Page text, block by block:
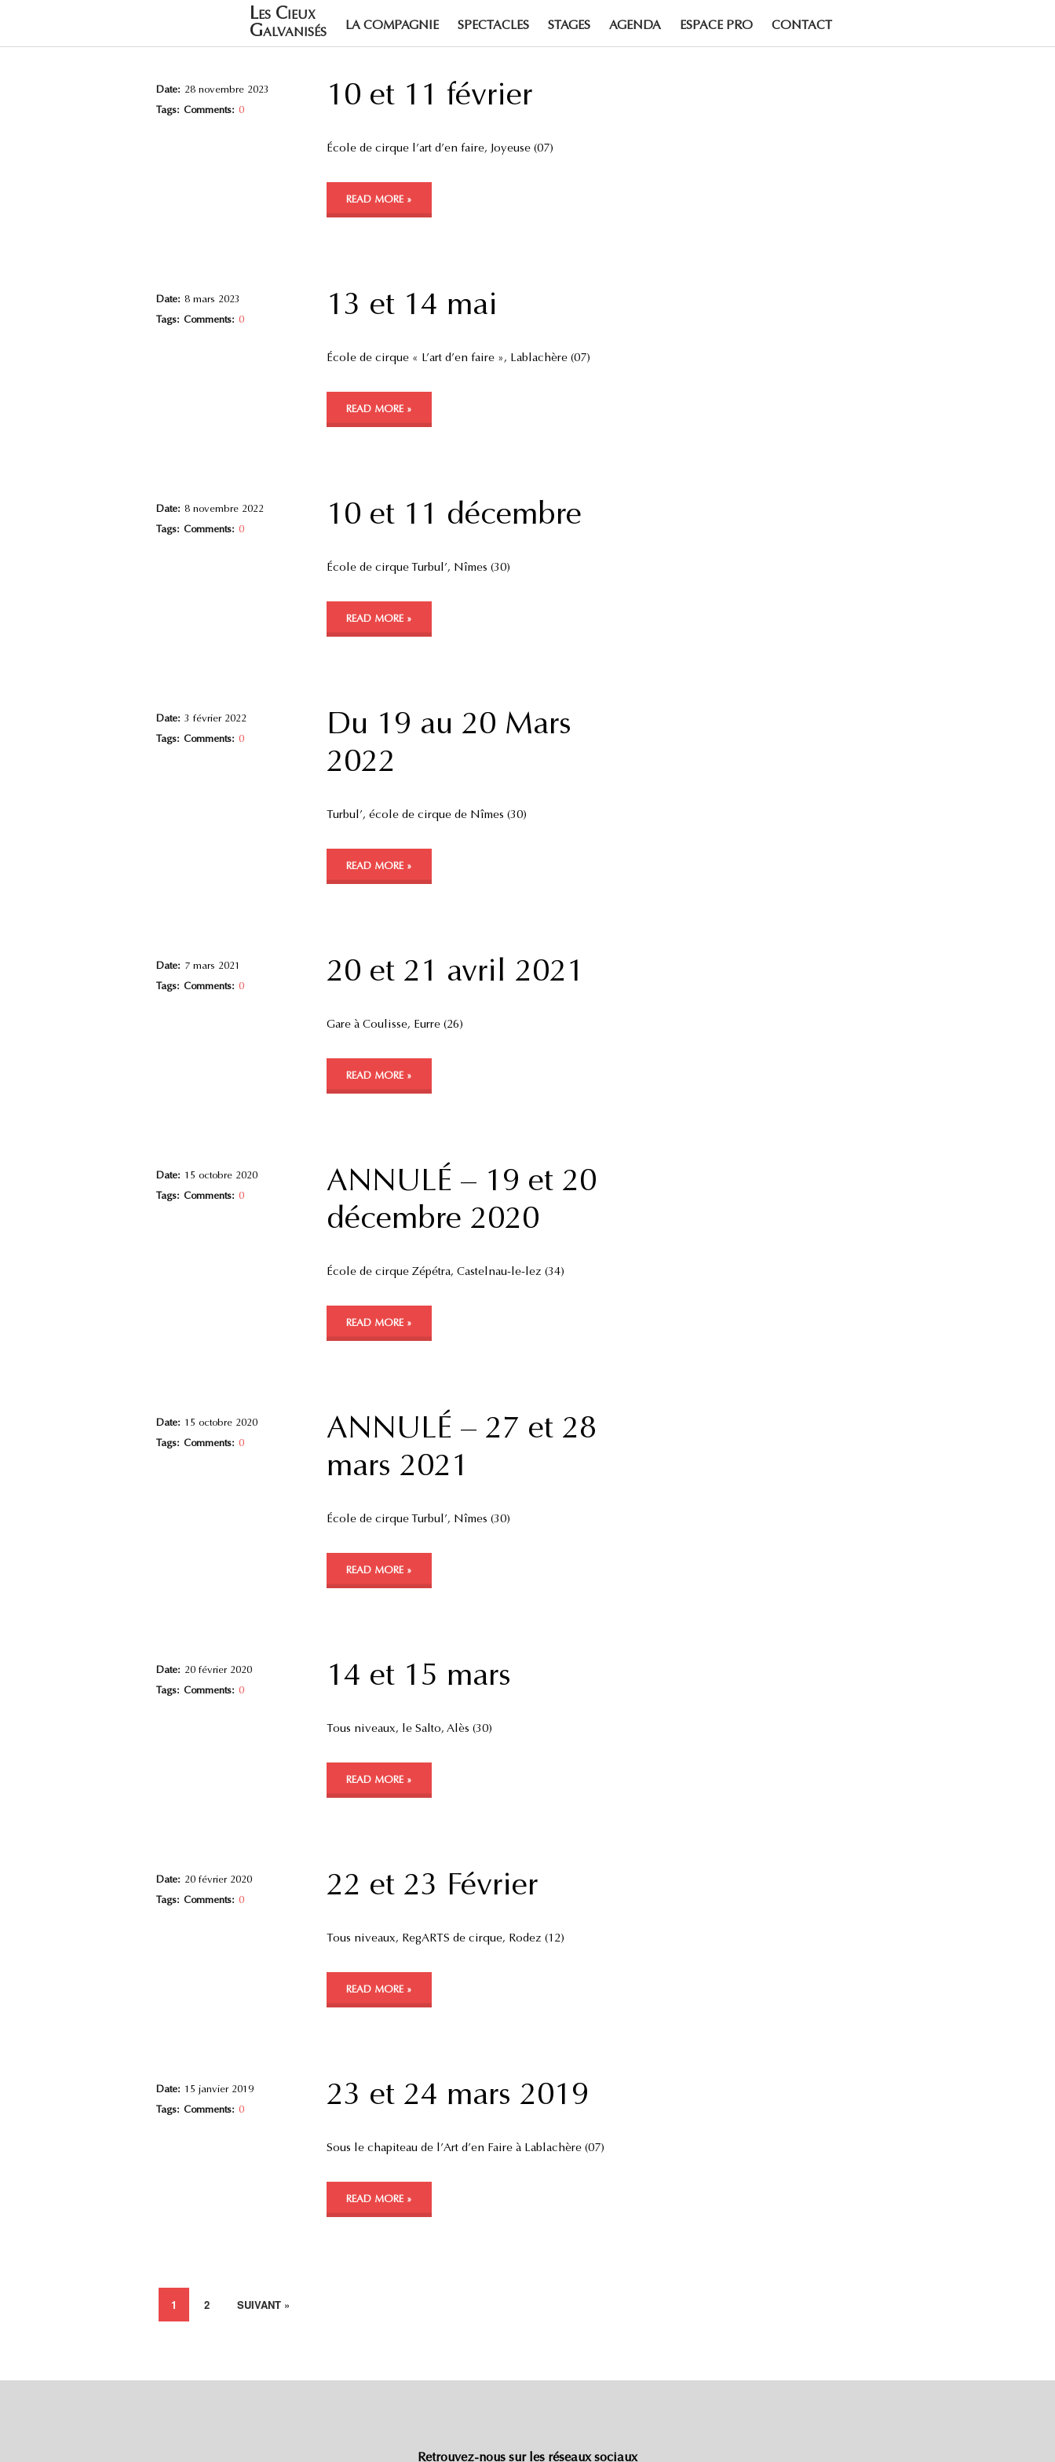
Les Cieux
Galvanisés
LA COMPAGNIE SPECTACLES STAGES AGENDA ESPACE PRO CONTACT
Date: 28 novembre 2023
Tags: Comments: 0 10 et 11 février
École de cirque l’art d’en faire, Joyeuse (07)
READ MORE »
Date: 8 mars 2023
Tags: Comments: 0 13 et 14 mai
École de cirque « L’art d’en faire », Lablachère (07)
READ MORE »
Date: 8 novembre 2022
Tags: Comments: 0 10 et 11 décembre
École de cirque Turbul’, Nîmes (30)
READ MORE »
Date: 3 février 2022
Tags: Comments: 0
Du 19 au 20 Mars
2022
Turbul’, école de cirque de Nîmes (30)
READ MORE »
Date: 7 mars 2021
Tags: Comments: 0 20 et 21 avril 2021
Gare à Coulisse, Eurre (26)
READ MORE »
Date: 15 octobre 2020
Tags: Comments: 0
ANNULÉ – 19 et 20
décembre 2020
École de cirque Zépétra, Castelnau-le-lez (34)
READ MORE »
Date: 15 octobre 2020
Tags: Comments: 0
ANNULÉ – 27 et 28
mars 2021
École de cirque Turbul’, Nîmes (30)
READ MORE »
Date: 20 février 2020
Tags: Comments: 0 14 et 15 mars
Tous niveaux, le Salto, Alès (30)
READ MORE »
Date: 20 février 2020
Tags: Comments: 0 22 et 23 Février
Tous niveaux, RegARTS de cirque, Rodez (12)
READ MORE »
Date: 15 janvier 2019
Tags: Comments: 0 23 et 24 mars 2019
Sous le chapiteau de l’Art d’en Faire à Lablachère (07)
READ MORE »
1 2 SUIVANT »
Retrouvez-nous sur les réseaux sociaux